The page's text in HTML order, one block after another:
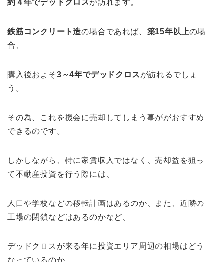
約４年でデッドクロスが訪れます。
鉄筋コンクリート造の場合であれば、 築15年以上の場
合、
購入後およそ3～4年でデッドクロスが訪れるでしょ
う。
その為、これを機会に売却してしまう事ががおすすめ
できるのです。
しかしながら、特に家賃収入ではなく、売却益を狙っ
て不動産投資を行う際には、
人口や学校などの移転計画はあるのか、また、近隣の
工場の閉鎖などはあるのかなど、
デッドクロスが来る年に投資エリア周辺の相場はどう
なっているのか